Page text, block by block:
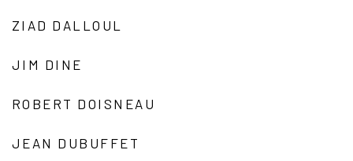
ZIAD DALLOUL
JIM DINE
ROBERT DOISNEAU
JEAN DUBUFFET